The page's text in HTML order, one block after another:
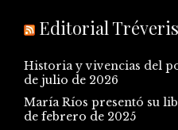
Editorial Tréveris
Historia y vivencias del
de julio de 2026
María Ríos presentó su
de febrero de 2025